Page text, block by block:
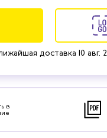
доставка 10 авг.
в